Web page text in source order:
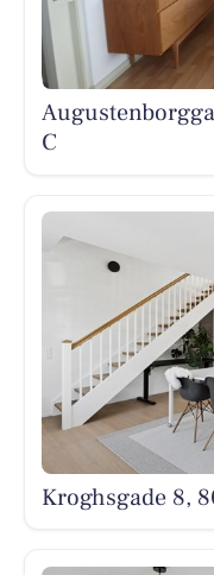
C
Kroghsgade 8,